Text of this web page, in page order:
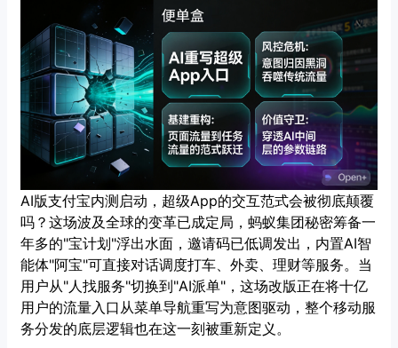
AI版支付宝内测启动，超级App的交互范式会被彻底颠覆
吗？这场波及全球的变革已成定局，蚂蚁集团秘密筹备一
年多的"宝计划"浮出水面，邀请码已低调发出，内置AI智
能体"阿宝"可直接对话调度打车、外卖、理财等服务。当
用户从"人找服务"切换到"AI派单"，这场改版正在将十亿
用户的流量入口从菜单导航重写为意图驱动，整个移动服
务分发的底层逻辑也在这一刻被重新定义。